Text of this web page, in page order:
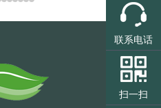
联系电话
扫一扫